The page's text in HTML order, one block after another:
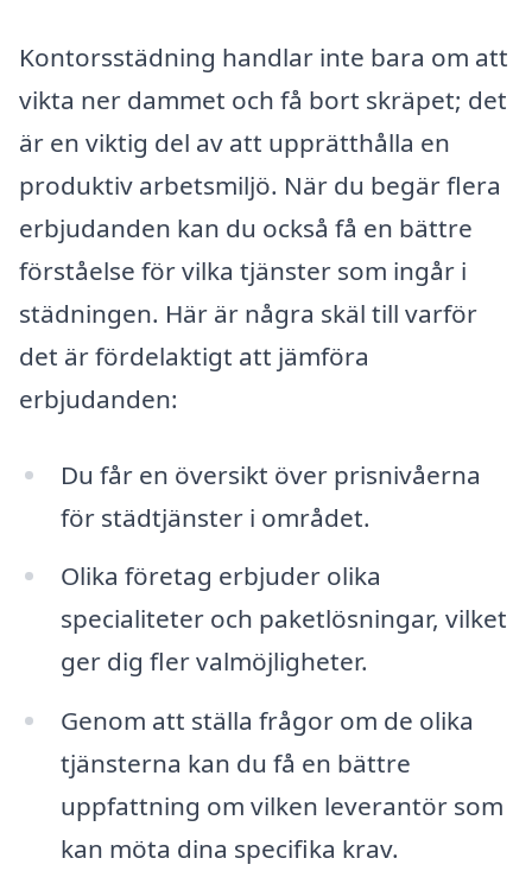
Kontorsstädning handlar inte bara om att
vikta ner dammet och få bort skräpet; det
är en viktig del av att upprätthålla en
produktiv arbetsmiljö. När du begär flera
erbjudanden kan du också få en bättre
förståelse för vilka tjänster som ingår i
städningen. Här är några skäl till varför
det är fördelaktigt att jämföra
erbjudanden:
Du får en översikt över prisnivåerna
för städtjänster i området.
Olika företag erbjuder olika
specialiteter och paketlösningar, vilket
ger dig fler valmöjligheter.
Genom att ställa frågor om de olika
tjänsterna kan du få en bättre
uppfattning om vilken leverantör som
kan möta dina specifika krav.